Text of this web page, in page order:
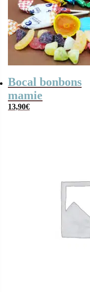
Bocal bonbons
mamie
13,90€